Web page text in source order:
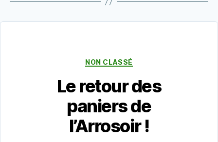
Catégories
NON CLASSÉ
Le retour des
paniers de
l’Arrosoir !